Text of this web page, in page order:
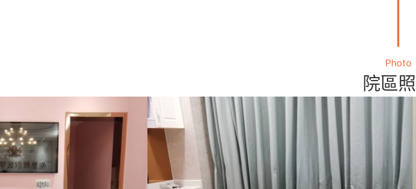
Photo
院區